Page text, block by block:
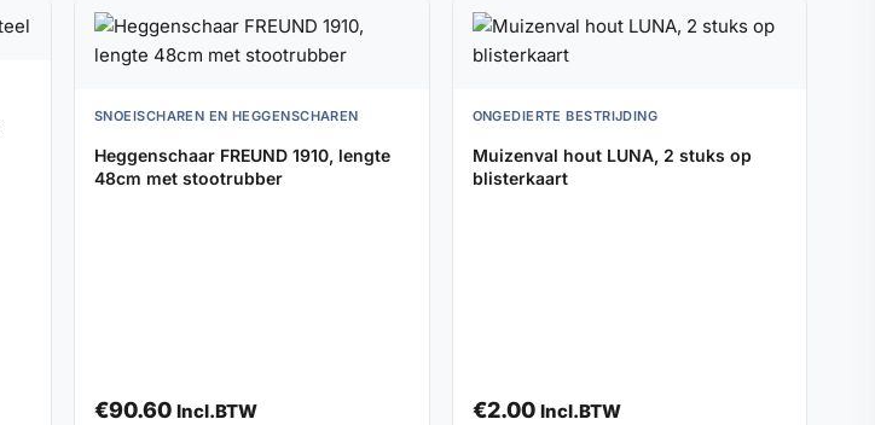
SNOEISCHAREN EN HEGGENSCHAREN
Heggenschaar FREUND 1910, lengte
48cm met stootrubber
€90.60 Incl.BTW
ONGEDIERTE BESTRIJDING
Muizenval hout LUNA, 2 stuks op
blisterkaart
€2.00 Incl.BTW